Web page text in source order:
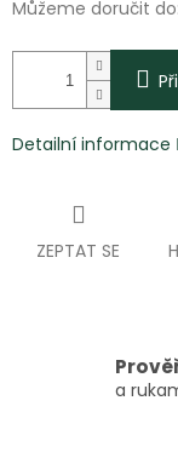
Můžeme doručit do:
Detailní informace
ZEPTAT SE
a